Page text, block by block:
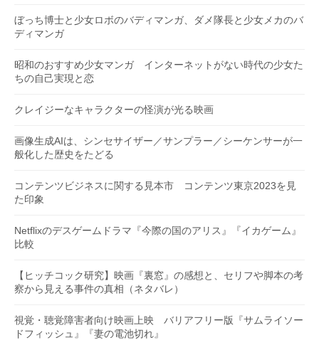
ぼっち博士と少女ロボのバディマンガ、ダメ隊長と少女メカのバ
ディマンガ
昭和のおすすめ少女マンガ インターネットがない時代の少女た
ちの自己実現と恋
クレイジーなキャラクターの怪演が光る映画
画像生成AIは、シンセサイザー／サンプラー／シーケンサーが一
般化した歴史をたどる
コンテンツビジネスに関する見本市 コンテンツ東京2023を見
た印象
Netflixのデスゲームドラマ『今際の国のアリス』『イカゲーム』
比較
【ヒッチコック研究】映画『裏窓』の感想と、セリフや脚本の考
察から見える事件の真相（ネタバレ）
視覚・聴覚障害者向け映画上映 バリアフリー版『サムライソー
ドフィッシュ』『妻の電池切れ』